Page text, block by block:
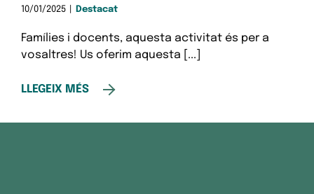
10/01/2025 Destacat
Famílies i docents, aquesta activitat és per a
vosaltres! Us oferim aquesta [...]
LLEGEIX MÉS